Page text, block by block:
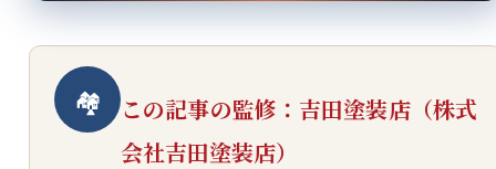
🏘
この記事の監修：吉田塗装店（株式
会社吉田塗装店）